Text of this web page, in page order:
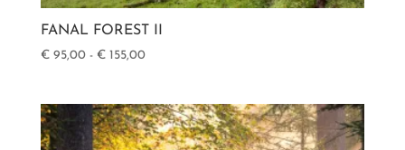
FANAL FOREST II
€95,00 - €155,00Prijsklasse:
€ 155,00